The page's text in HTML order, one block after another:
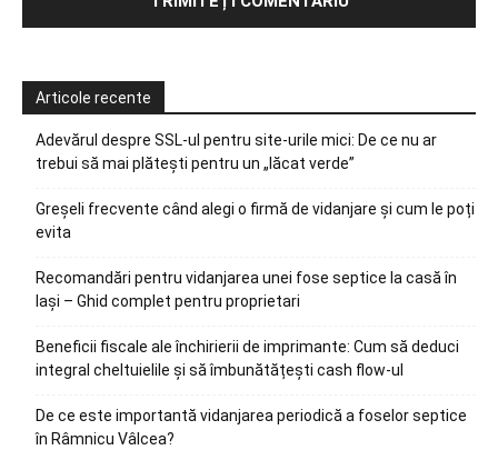
Articole recente
Adevărul despre SSL-ul pentru site-urile mici: De ce nu ar
trebui să mai plătești pentru un „lăcat verde”
Greșeli frecvente când alegi o firmă de vidanjare și cum le poți
evita
Recomandări pentru vidanjarea unei fose septice la casă în
Iași – Ghid complet pentru proprietari
Beneficii fiscale ale închirierii de imprimante: Cum să deduci
integral cheltuielile și să îmbunătățești cash flow-ul
De ce este importantă vidanjarea periodică a foselor septice
în Râmnicu Vâlcea?